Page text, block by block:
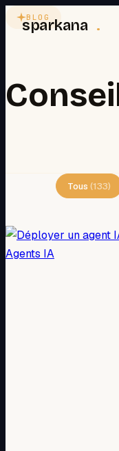
sparkana .
BLOG
Tous (133)
Agents IA